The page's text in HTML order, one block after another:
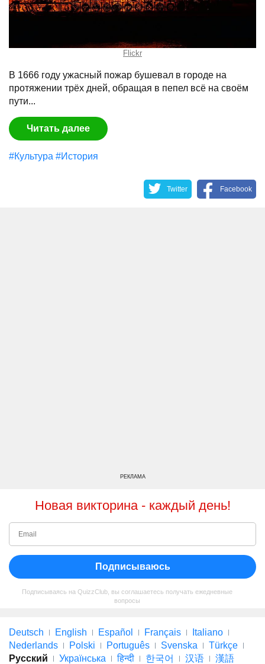
Flickr
В 1666 году ужасный пожар бушевал в городе на
протяжении трёх дней, обращая в пепел всё на своём
пути...
Читать далее
#Культура #История
Twitter Facebook
РЕКЛАМА
Новая викторина - каждый день!
Подписываюсь
Подписываясь на QuizzClub, вы соглашаетесь получать ежедневные
вопросы
Deutsch English Español Français
Italiano
Nederlands
Polski Português Svenska
Türkçe
Русский
Українська हिन्दी 한국어 汉语 漢語